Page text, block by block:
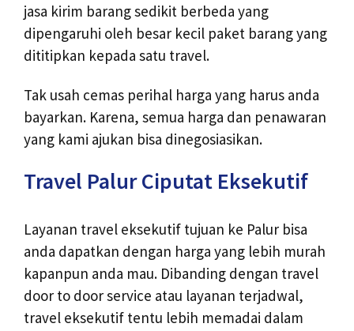
jasa kirim barang sedikit berbeda yang
dipengaruhi oleh besar kecil paket barang yang
dititipkan kepada satu travel.
Tak usah cemas perihal harga yang harus anda
bayarkan. Karena, semua harga dan penawaran
yang kami ajukan bisa dinegosiasikan.
Travel Palur Ciputat Eksekutif
Layanan travel eksekutif tujuan ke Palur bisa
anda dapatkan dengan harga yang lebih murah
kapanpun anda mau. Dibanding dengan travel
door to door service atau layanan terjadwal,
travel eksekutif tentu lebih memadai dalam